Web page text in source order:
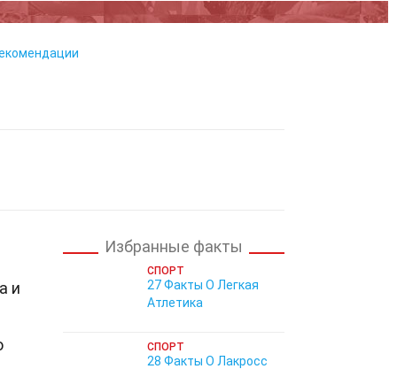
и
Избранные факты
СПОРТ
27 Факты О Легкая
Атлетика
СПОРТ
28 Факты О Лакросс